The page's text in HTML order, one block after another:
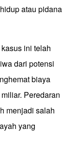
atau pidana
ini telah
dari potensi
biaya
Peredaran
menjadi salah
yang